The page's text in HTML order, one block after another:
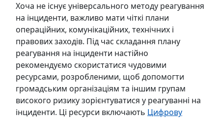
Хоча не існує універсального методу реагування
на інциденти, важливо мати чіткі плани
операційних, комунікаційних, технічних і
правових заходів. Під час складання плану
реагування на інциденти настійно
рекомендуємо скористатися чудовими
ресурсами, розробленими, щоб допомогти
громадським організаціям та іншим групам
високого ризику зорієнтуватися у реагуванні на
інциденти. Ці ресурси включають Цифрову